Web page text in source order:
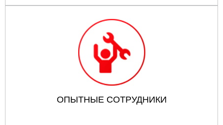
ОПЫТНЫЕ СОТРУДНИКИ